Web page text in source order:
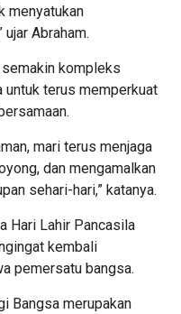
menyatukan
Abraham.
semakin kompleks
untuk terus memperkuat
mari terus menjaga
dan mengamalkan
sehari-hari,” katanya.
Hari Lahir Pancasila
kembali
pemersatu bangsa.
Bangsa merupakan